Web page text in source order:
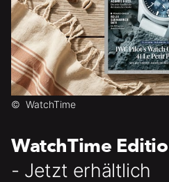
© WatchTime
WatchTime
- Jetzt erhältlich